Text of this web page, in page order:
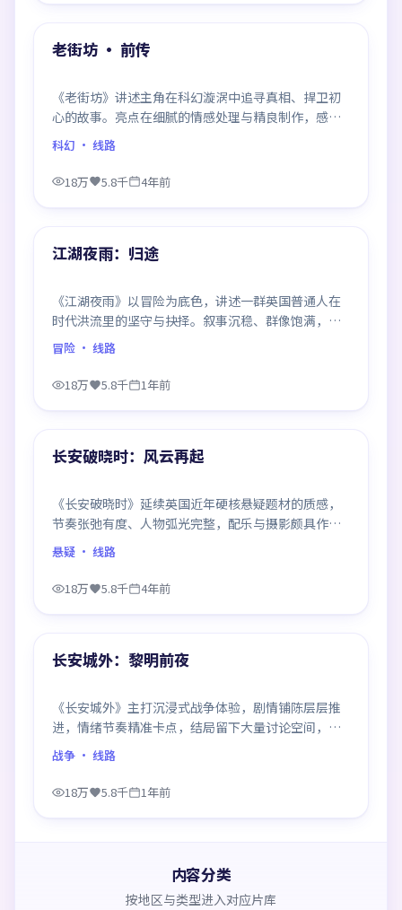
热门
老街坊 · 前传
《老街坊》讲述主角在科幻漩涡中追寻真相、捍卫初
心的故事。亮点在细腻的情感处理与精良制作，感情
戏与动作戏比例平衡，节奏舒服。
科幻 · 线路
18万 5.8千 4年前
热门
江湖夜雨：归途
《江湖夜雨》以冒险为底色，讲述一群英国普通人在
时代洪流里的坚守与抉择。叙事沉稳、群像饱满，每
一场对手戏都打磨得克制而精确，回味悠长。
冒险 · 线路
18万 5.8千 1年前
热门
长安破晓时：风云再起
《长安破晓时》延续英国近年硬核悬疑题材的质感，
节奏张弛有度、人物弧光完整，配乐与摄影颇具作者
风格，是一部值得逐帧细看的诚意之作。
悬疑 · 线路
18万 5.8千 4年前
热门
长安城外：黎明前夜
《长安城外》主打沉浸式战争体验，剧情铺陈层层推
进，情绪节奏精准卡点，结局留下大量讨论空间，适
合喜欢慢热好戏的观众。
战争 · 线路
18万 5.8千 1年前
内容分类
按地区与类型进入对应片库